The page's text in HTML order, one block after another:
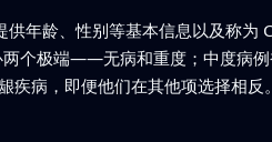
年龄、性别等基本信息以及称为
个极端——无病和重度；中度病
疾病，即便他们在其他项选择相